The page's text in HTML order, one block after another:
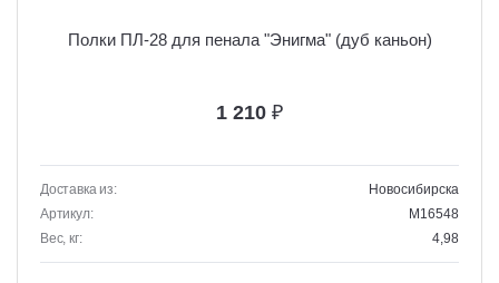
Полки ПЛ-28 для пенала "Энигма" (дуб каньон)
1 210 ₽
Доставка из:
Новосибирска
Артикул:
M16548
Вес, кг:
4,98